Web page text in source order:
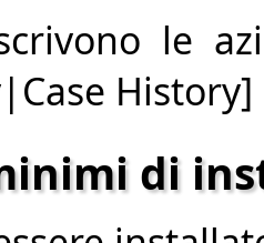
le
History]
di